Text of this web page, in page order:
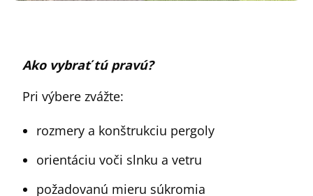
Ako vybrať tú pravú?
Pri výbere zvážte:
rozmery a konštrukciu pergoly
orientáciu voči slnku a vetru
požadovanú mieru súkromia